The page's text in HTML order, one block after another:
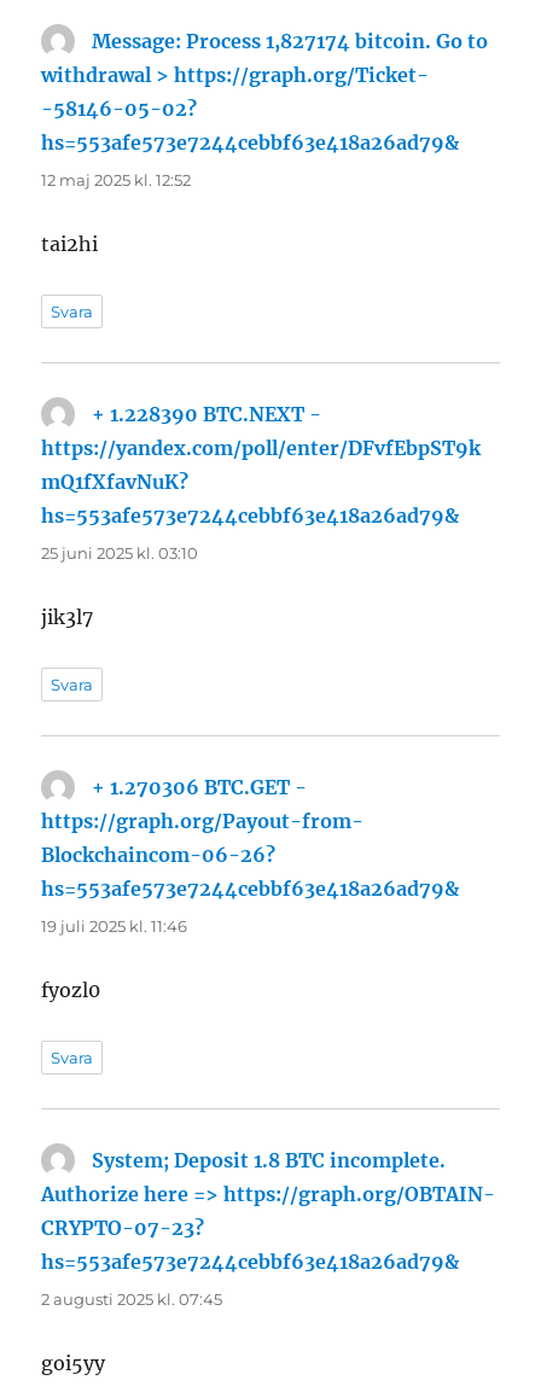
Message: Process 1,827174 bitcoin. Go to
withdrawal > https://graph.org/Ticket-
-58146-05-02?
hs=553afe573e7244cebbf63e418a26ad79&
12 maj 2025 kl. 12:52
tai2hi
Svara
+ 1.228390 BTC.NEXT -
https://yandex.com/poll/enter/DFvfEbpST9k
mQ1fXfavNuK?
hs=553afe573e7244cebbf63e418a26ad79&
25 juni 2025 kl. 03:10
jik3l7
Svara
+ 1.270306 BTC.GET -
https://graph.org/Payout-from-
Blockchaincom-06-26?
hs=553afe573e7244cebbf63e418a26ad79&
19 juli 2025 kl. 11:46
fyozl0
Svara
System; Deposit 1.8 BTC incomplete.
Authorize here => https://graph.org/OBTAIN-
CRYPTO-07-23?
hs=553afe573e7244cebbf63e418a26ad79&
2 augusti 2025 kl. 07:45
goi5yy